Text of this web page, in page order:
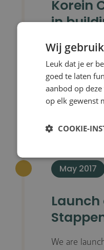
Korein
in
We are
our building
provides a
environment
supporting
work and
healthy
May 2017
Launch
We are
Wij
Leuk dat je er
goed te laten
aanbod op
op elk gewenst
COOKIE-